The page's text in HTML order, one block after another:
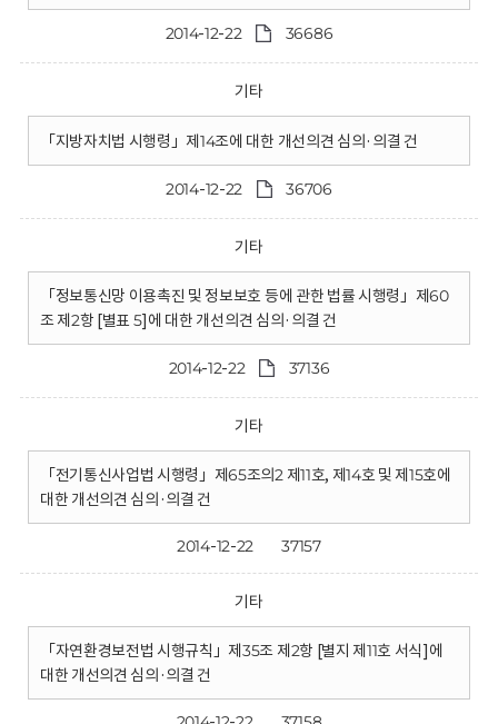
2014-12-22 36686
기타
「지방자치법 시행령」제14조에 대한 개선의견 심의·의결 건
2014-12-22 36706
기타
「정보통신망 이용촉진 및 정보보호 등에 관한 법률 시행령」제60
조 제2항 [별표 5]에 대한 개선의견 심의·의결 건
2014-12-22 37136
기타
「전기통신사업법 시행령」제65조의2 제11호, 제14호 및 제15호에
대한 개선의견 심의·의결 건
2014-12-22 37157
기타
「자연환경보전법 시행규칙」제35조 제2항 [별지 제11호 서식]에
대한 개선의견 심의·의결 건